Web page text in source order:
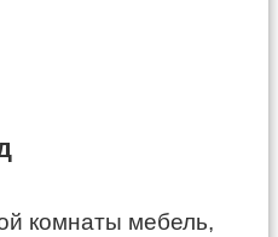
комнаты мебель,